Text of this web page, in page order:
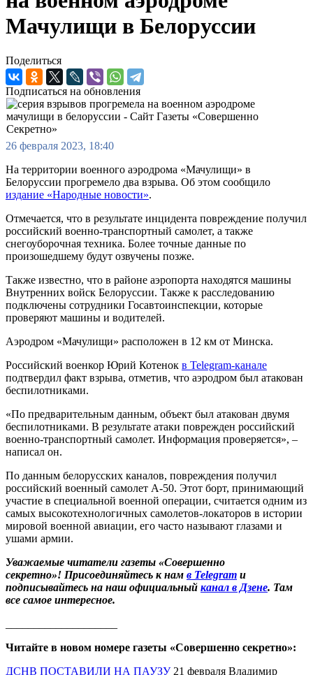
Мачулищи в Белоруссии
Поделиться
Подписаться на обновления
26 февраля 2023, 18:40
На территории военного аэродрома «Мачулищи» в
Белоруссии прогремело два взрыва. Об этом сообщило
издание «Народные новости».
Отмечается, что в результате инцидента повреждение получил
российский военно-транспортный самолет, а также
снегоуборочная техника. Более точные данные по
произошедшему будут озвучены позже.
Также известно, что в районе аэропорта находятся машины
Внутренних войск Белоруссии. Также к расследованию
подключены сотрудники Госавтоинспекции, которые
проверяют машины и водителей.
Аэродром «Мачулищи» расположен в 12 км от Минска.
Российский военкор Юрий Котенок в Telegram-канале
подтвердил факт взрыва, отметив, что аэродром был атакован
беспилотниками.
«По предварительным данным, объект был атакован двумя
беспилотниками. В результате атаки поврежден российский
военно-транспортный самолет. Информация проверяется», –
написал он.
По данным белорусских каналов, повреждения получил
российский военный самолет А-50. Этот борт, принимающий
участие в специальной военной операции, считается одним из
самых высокотехнологичных самолетов-локаторов в истории
мировой военной авиации, его часто называют глазами и
ушами армии.
Уважаемые читатели газеты «Совершенно
секретно»! Присоединяйтесь к нам в Telegram и
подписывайтесь на наш официальный канал в Дзене. Там
все самое интересное.
Читайте в новом номере газеты «Совершенно секретно»:
ДСНВ ПОСТАВИЛИ НА ПАУЗУ21 февраля Владимир